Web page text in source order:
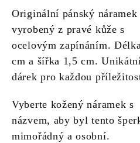
Originální pánský náramek
vyrobený z pravé kůže s
ocelovým zapínáním.
cm a šířka 1,5 cm.
dárek pro každou
Vyberte kožený náramek s
názvem, aby byl tento
mimořádný a osobní.